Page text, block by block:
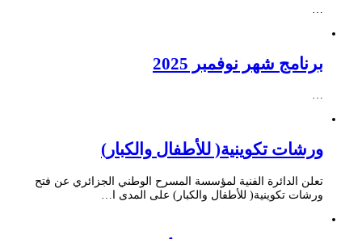
…
برنامج شهر نوفمبر 2025
ورشات تكوينية( للأطفال والكبار)
تعلن الدائرة الفنية لمؤسسة المسرح الوطني الجزائري عن فتح
ورشات تكوينية( للأطفال والكبار) على المدى ا…